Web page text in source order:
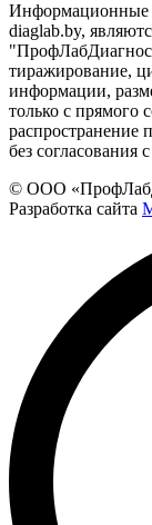
Информационные
diaglab.by,
тиражирование,
информации,
только с прямого
распространение
без согласования
© ООО
Разработка сайта